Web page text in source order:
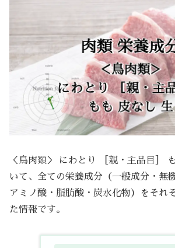
＜鳥肉類＞ にわとり ［親・主品目］
いて、全ての栄養成分（一般成分・無
アミノ酸・脂肪酸・炭水化物）をそれ
た情報です。